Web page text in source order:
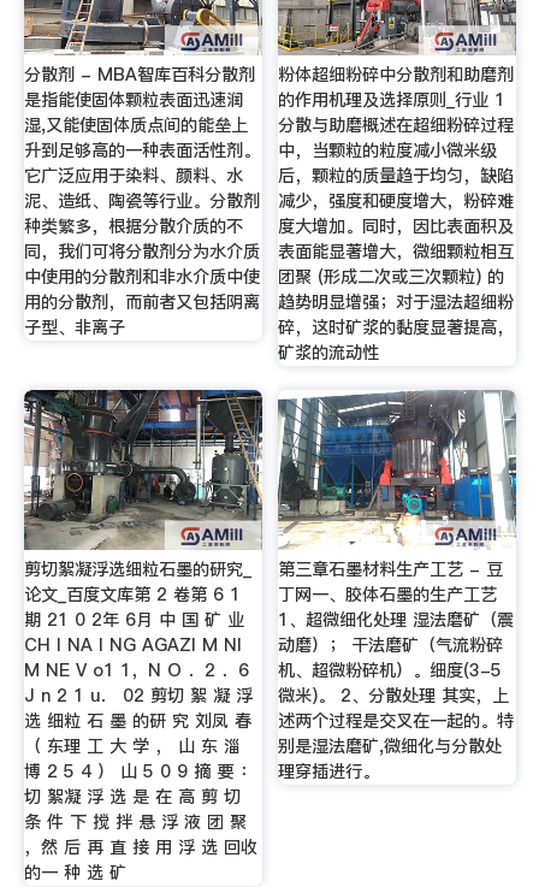
分散剂 - MBA智库百科分散剂
是指能使固体颗粒表面迅速润
湿,又能使固体质点间的能垒上
升到足够高的一种表面活性剂。
它广泛应用于染料、颜料、水
泥、造纸、陶瓷等行业。分散剂
种类繁多，根据分散介质的不
同，我们可将分散剂分为水介质
中使用的分散剂和非水介质中使
用的分散剂，而前者又包括阴离
子型、非离子
粉体超细粉碎中分散剂和助磨剂
的作用机理及选择原则_行业 1
分散与助磨概述在超细粉碎过程
中，当颗粒的粒度减小微米级
后，颗粒的质量趋于均匀，缺陷
减少，强度和硬度增大，粉碎难
度大增加。同时，因比表面积及
表面能显著增大，微细颗粒相互
团聚 (形成二次或三次颗粒) 的
趋势明显增强；对于湿法超细粉
碎，这时矿浆的黏度显著提高，
矿浆的流动性
剪切絮凝浮选细粒石墨的研究_
论文_百度文库第 2 卷第 6 1
期 21 0 2年 6月 中 国 矿 业
CH I NA I NG AGAZI M NI
M NE V o1 1，N O ．2 ．6
J n 2 1 u． 02 剪切 絮 凝 浮
选 细粒 石 墨 的研 究 刘凤 春
（ 东理 工 大 学 ， 山 东 淄
博 2 5 4 ） 山 5 0 9 摘 要 ：
切 絮凝 浮 选 是 在 高 剪 切
条 件 下 搅 拌 悬 浮 液 团 聚
，然 后 再 直 接 用 浮 选 回收
的一 种 选 矿
第三章石墨材料生产工艺 - 豆
丁网一、胶体石墨的生产工艺
1、超微细化处理 湿法磨矿（震
动磨）； 干法磨矿（气流粉碎
机、超微粉碎机）。细度(3-5
微米)。 2、分散处理 其实，上
述两个过程是交叉在一起的。特
别是湿法磨矿,微细化与分散处
理穿插进行。